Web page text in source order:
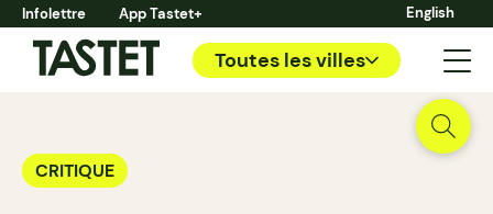
Infolettre App Tastet+ English
Toutes les villes
CRITIQUE